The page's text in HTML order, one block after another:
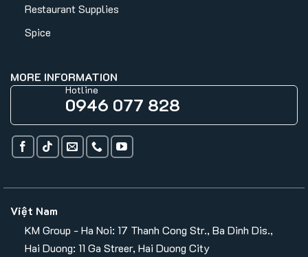
Restaurant Supplies
Spice
MORE INFORMATION
Hotline
0946 077 828
Việt Nam
KM Group - Ha Noi: 17 Thanh Cong Str., Ba Dinh Dis.,
Hai Duong: 11 Ga Streer, Hai Duong City